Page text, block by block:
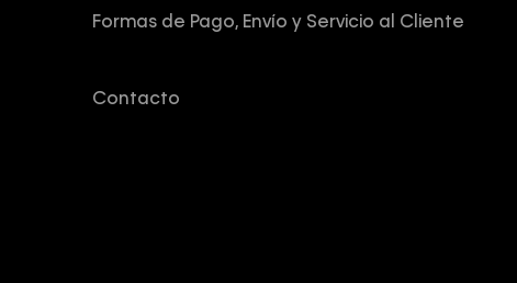
Formas de Pago, Envío y Servicio al Cliente
Contacto